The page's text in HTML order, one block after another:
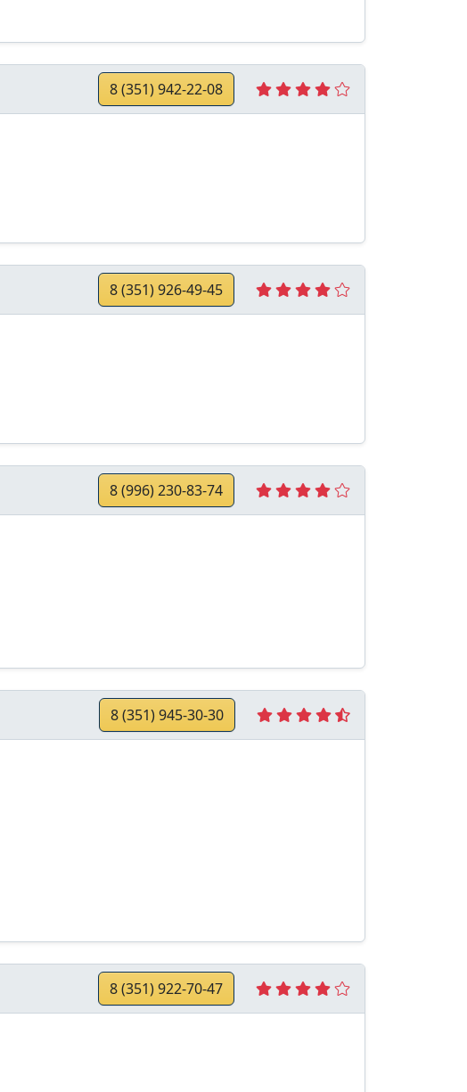
8 (351) 942-22-08
8 (351) 926-49-45
8 (996) 230-83-74
8 (351) 945-30-30
8 (351) 922-70-47